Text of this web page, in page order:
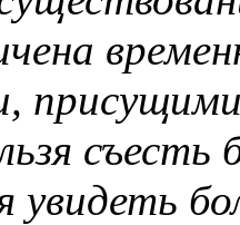
присущими
увидеть